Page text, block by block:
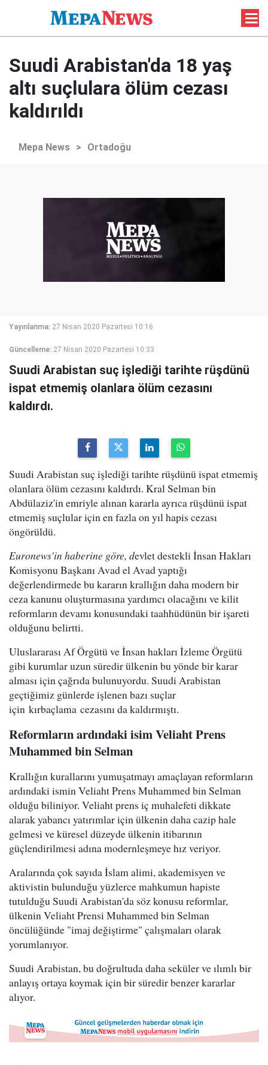
Suudi Arabistan'da 18 yaş
altı suçlulara ölüm cezası
kaldırıldı
Mepa News > Ortadoğu
Yayınlanma: 27 Nisan 2020 Pazartesi 10:16
Güncelleme: 27 Nisan 2020 Pazartesi 10:33
Suudi Arabistan suç işlediği tarihte rüşdünü
ispat etmemiş olanlara ölüm cezasını
kaldırdı.
Suudi Arabistan suç işlediği tarihte rüşdünü ispat etmemiş
olanlara ölüm cezasını kaldırdı. Kral Selman bin
Abdülaziz'in emriyle alınan kararla ayrıca rüşdünü ispat
etmemiş suçlular için en fazla on yıl hapis cezası
öngörüldü.
Euronews'in haberine göre, devlet destekli İnsan Hakları
Komisyonu Başkanı Avad el Avad yaptığı
değerlendirmede bu kararın krallığın daha modern bir
ceza kanunu oluşturmasına yardımcı olacağını ve kilit
reformların devamı konusundaki taahhüdünün bir işareti
olduğunu belirtti.
Uluslararası Af Örgütü ve İnsan hakları İzleme Örgütü
gibi kurumlar uzun süredir ülkenin bu yönde bir karar
alması için çağrıda bulunuyordu. Suudi Arabistan
geçtiğimiz günlerde işlenen bazı suçlar
için kırbaçlama cezasını da kaldırmıştı.
Reformların ardındaki isim Veliaht Prens
Muhammed bin Selman
Krallığın kurallarını yumuşatmayı amaçlayan reformların
ardındaki ismin Veliaht Prens Muhammed bin Selman
olduğu biliniyor. Veliaht prens iç muhalefeti dikkate
alarak yabancı yatırımlar için ülkenin daha cazip hale
gelmesi ve küresel düzeyde ülkenin itibarının
güçlendirilmesi adına modernleşmeye hız veriyor.
Aralarında çok sayıda İslam alimi, akademisyen ve
aktivistin bulunduğu yüzlerce mahkumun hapiste
tutulduğu Suudi Arabistan'da söz konusu reformlar,
ülkenin Veliaht Prensi Muhammed bin Selman
öncülüğünde "imaj değiştirme" çalışmaları olarak
yorumlanıyor.
Suudi Arabistan, bu doğrultuda daha seküler ve ılımlı bir
anlayış ortaya koymak için bir süredir benzer kararlar
alıyor.